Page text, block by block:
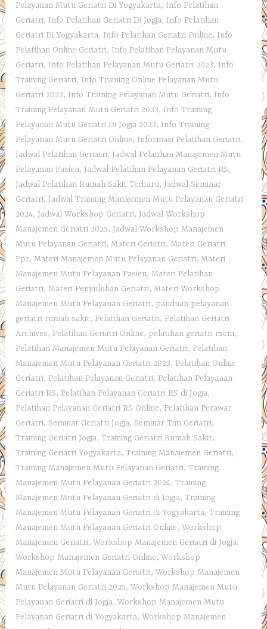
Pelayanan Mutu Geriatri Di Yogyakarta, Info Pelatihan
Geriatri, Info Pelatihan Geriatri Di Jogja, Info Pelatihan
Geriatri Di Yogyakarta, Info Pelatihan Geriatri Online, Info
Pelatihan Online Geriatri, Info Pelatihan Pelayanan Mutu
Geriatri, Info Pelatihan Pelayanan Mutu Geriatri 2023, Info
Training Geriatri, Info Training Online Pelayanan Mutu
Geriatri 2023, Info Training Pelayanan Mutu Geriatri, Info
Training Pelayanan Mutu Geriatri 2023, Info Training
Pelayanan Mutu Geriatri Di Jogja 2023, Info Training
Pelayanan Mutu Geriatri Online, Informasi Pelatihan Geriatri,
Jadwal Pelatihan Geriatri, Jadwal Pelatihan Manajemen Mutu
Pelayanan Pasien, Jadwal Pelatihan Pelayanan Geriatri RS,
Jadwal Pelatihan Rumah Sakit Terbaru, Jadwal Seminar
Geriatri, Jadwal Training Manajemen Mutu Pelayanan Geriatri
2024, Jadwal Workshop Geriatri, Jadwal Workshop
Manajemen Geriatri 2025, Jadwal Workshop Manajemen
Mutu Pelayanan Geriatri,Materi Geriatri,Materi Geriatri
Ppt,Materi Manajemen Mutu Pelayanan Geriatri,Materi
Manajemen Mutu Pelayanan Pasien,Materi Pelatihan
Geriatri,Materi Penyuluhan Geriatri,Materi Workshop
Manajemen Mutu Pelayanan Geriatri, panduan pelayanan
geriatri rumah sakit, Pelatihan Geriatri, Pelatihan Geriatri
Archives, Pelatihan Geriatri Online, pelatihan geriatri rscm,
Pelatihan Manajemen Mutu Pelayanan Geriatri, Pelatihan
Manajemen Mutu Pelayanan Geriatri 2023, Pelatihan Online
Geriatri, Pelatihan Pelayanan Geriatri, Pelatihan Pelayanan
Geriatri RS, Pelatihan Pelayanan Geriatri RS di Jogja,
Pelatihan Pelayanan Geriatri RS Online, Pelatihan Perawat
Geriatri, Seminar Geriatri Jogja, Seminar Tim Geriatri,
Training Geriatri Jogja,Training Geriatri Rumah Sakit,
Training Geriatri Yogyakarta,Training Manajemen Geriatri,
Training Manajemen Mutu Pelayanan Geriatri,Training
Manajemen Mutu Pelayanan Geriatri 2024,Training
Manajemen Mutu Pelayanan Geriatri di Jogja,Training
Manajemen Mutu Pelayanan Geriatri di Yogyakarta,Training
Manajemen Mutu Pelayanan Geriatri Online,Workshop
Manajemen Geriatri,Workshop Manajemen Geriatri di Jogja,
Workshop Manajemen Geriatri Online,Workshop
Manajemen Mutu Pelayanan Geriatri,Workshop Manajemen
Mutu Pelayanan Geriatri 2025,Workshop Manajemen Mutu
Pelayanan Geriatri di Jogja,Workshop Manajemen Mutu
Pelayanan Geriatri di Yogyakarta,Workshop Manajemen